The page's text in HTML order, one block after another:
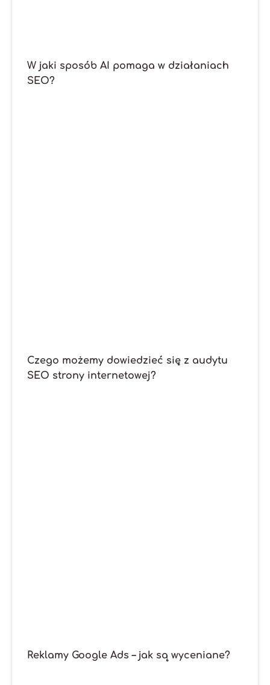
W jaki sposób AI pomaga w działaniach
SEO?
Czego możemy dowiedzieć się z audytu
SEO strony internetowej?
Reklamy Google Ads – jak są wyceniane?